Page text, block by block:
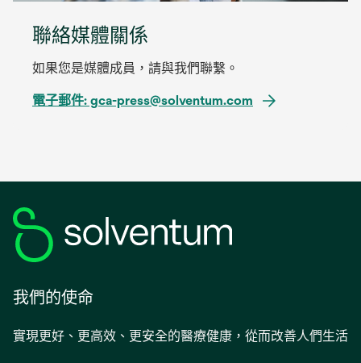
聯絡媒體關係
如果您是媒體成員，請與我們聯繫。
電子郵件: gca-press@solventum.com
我們的使命
實現更好、更高效、更安全的醫療健康，從而改善人們生活